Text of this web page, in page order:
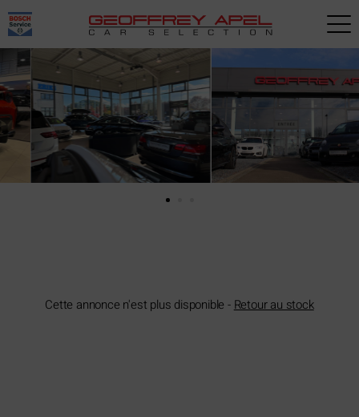
Cette annonce n'est plus disponible - Retour au stock